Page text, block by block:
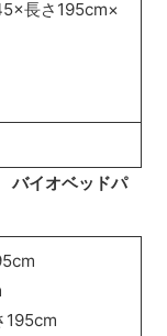
長さ195cm×
バイオベッドパ
195cm